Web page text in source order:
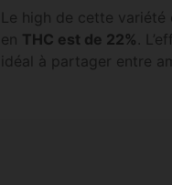
Le high de cette variété
en THC est de 22% .
idéal à partager entre